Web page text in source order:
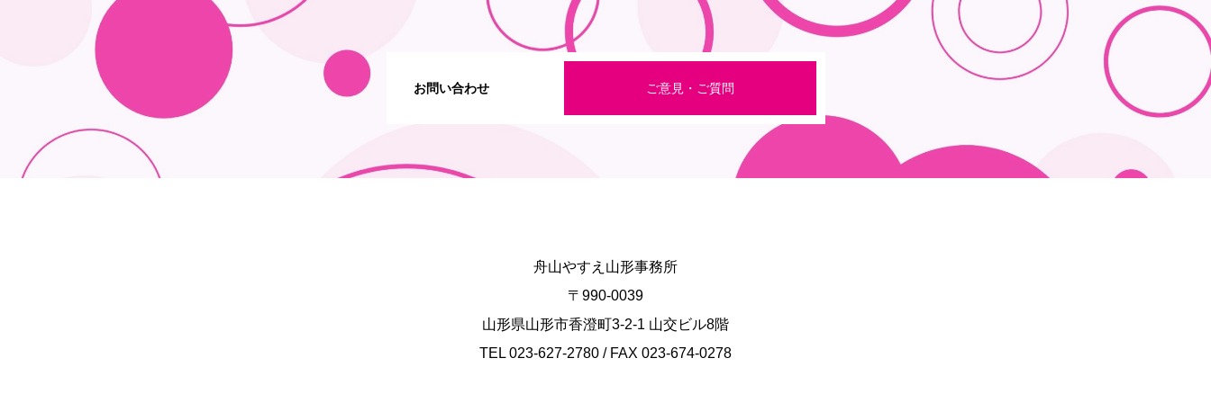
お問い合わせ ご意見・ご質問
舟山やすえ山形事務所
〒990-0039
山形県山形市香澄町3-2-1 山交ビル8階
TEL 023-627-2780 / FAX 023-674-0278